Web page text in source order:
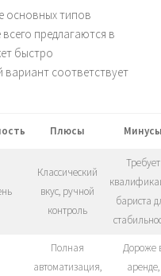
основных типов
предлагаются в
быстро
вариант соответствует
Плюсы
Классический
вкус, ручной
контроль
Требует
бариста
Полная
автоматизация,
Дороже
аренде,